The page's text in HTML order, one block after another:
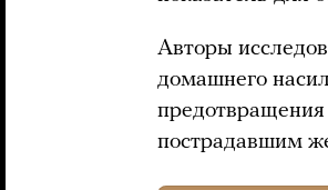
Авторы
домашнего
предотвращения
пострадавшим